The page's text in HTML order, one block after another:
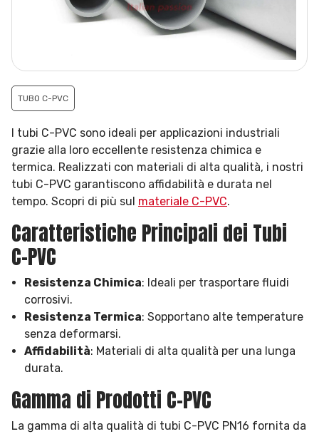
TUBO C-PVC
I tubi C-PVC sono ideali per applicazioni industriali
grazie alla loro eccellente resistenza chimica e
termica. Realizzati con materiali di alta qualità, i nostri
tubi C-PVC garantiscono affidabilità e durata nel
tempo. Scopri di più sul materiale C-PVC.
Caratteristiche Principali dei Tubi
C-PVC
Resistenza Chimica: Ideali per trasportare fluidi
corrosivi.
Resistenza Termica: Sopportano alte temperature
senza deformarsi.
Affidabilità: Materiali di alta qualità per una lunga
durata.
Gamma di Prodotti C-PVC
La gamma di alta qualità di tubi C-PVC PN16 fornita da